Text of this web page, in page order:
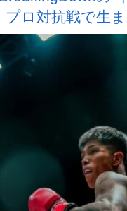
ロ対抗戦で生